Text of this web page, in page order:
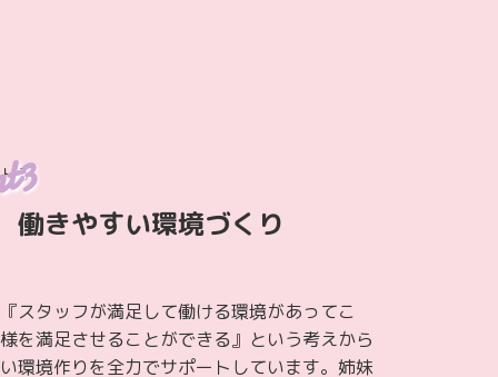
働きやすい環境づくり
スタッフが満足して働ける環境があってこ
を満足させることができる』という考えから
環境作りを全力でサポートしています。姉妹